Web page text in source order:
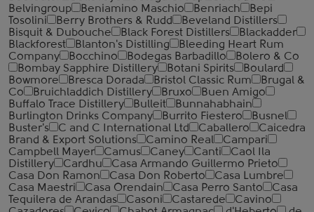
Belvingroup
Beniamino Maschio Benriach
Bepi
Tosolini
Berry Brothers & Rudd
Beveland Distillers
Bisquit & Dubouche
Black Forest Distillers
Blackadder
Blackforest
Blanton's Distilling
Bleeding Heart Rum
Company
Bocchino Bodegas Barbadillo
Bolero & Co
Bombay Sapphire Distillery
Botani Spirits
Boulard
Bowmore
Bresca Dorada Bristol Classic Rum
Brugal &
Co
Bruichladdich Distillery Bruxo
Buen Amigo
Buffalo Trace Distillery
Bulleit
Bunnahabhain
Burlington Drinks Company
Burrito Fiestero
Busnel
Buster's
C and C International Ltd Caballero
Caicedra
Brand & Export Solutions
Camino Real
Campari
Campbell Mayer
Camus Caney Canti
Caol Ila
Distillery
Cardhu
Casa Armando Guillermo Prieto
Casa Don Ramon
Casa Don Roberto
Casa Lumbre
Casa Maestri
Casa Orendain Casa Perro Santo
Casa
Tequilera de Arandas
Casoni Castarede
Cavino